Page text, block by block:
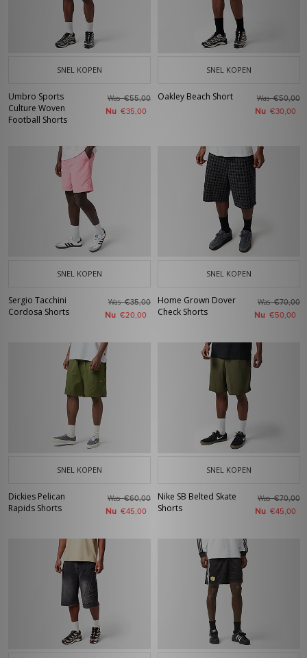
SNEL KOPEN
Umbro Sports
Culture Woven
Football Shorts
Was€55,00
Nu €35,00
SNEL KOPEN
Oakley Beach Short Was€50,00
Nu €30,00
SNEL KOPEN
Sergio Tacchini
Cordosa Shorts
Was€35,00
Nu €20,00
SNEL KOPEN
Home Grown Dover
Check Shorts
Was€70,00
Nu €50,00
SNEL KOPEN
Dickies Pelican
Rapids Shorts
Was€60,00
Nu €45,00
SNEL KOPEN
Nike SB Belted Skate
Shorts
Was€70,00
Nu €45,00